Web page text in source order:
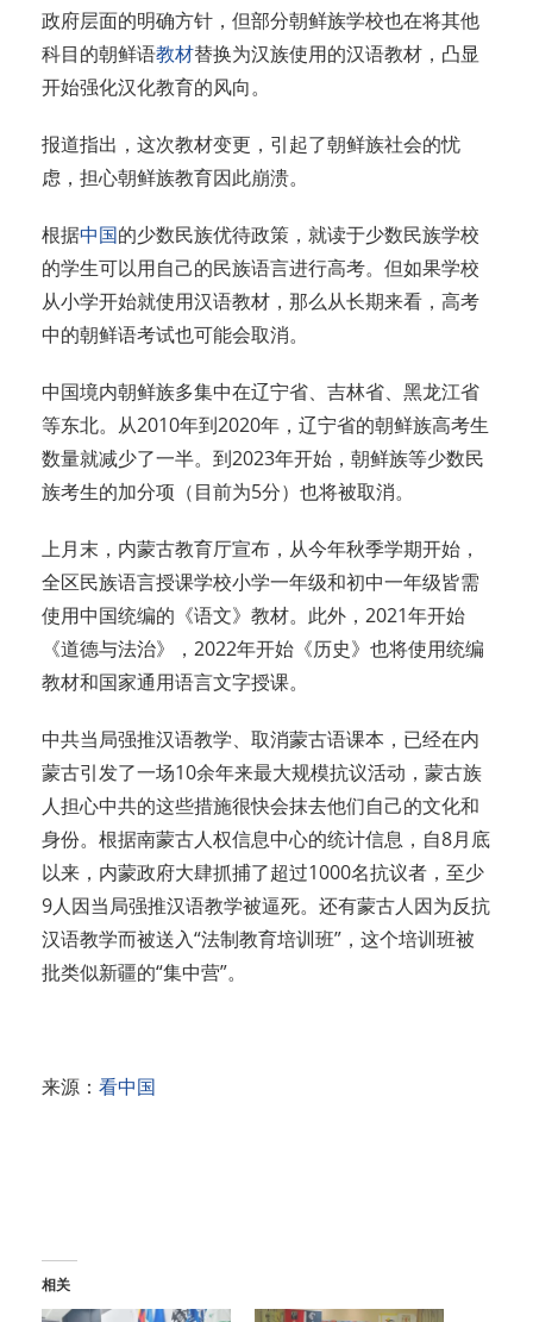
政府层面的明确方针，但部分朝鲜族学校也在将其他
科目的朝鲜语教材替换为汉族使用的汉语教材，凸显
开始强化汉化教育的风向。
报道指出，这次教材变更，引起了朝鲜族社会的忧
虑，担心朝鲜族教育因此崩溃。
根据中国的少数民族优待政策，就读于少数民族学校
的学生可以用自己的民族语言进行高考。但如果学校
从小学开始就使用汉语教材，那么从长期来看，高考
中的朝鲜语考试也可能会取消。
中国境内朝鲜族多集中在辽宁省、吉林省、黑龙江省
等东北。从2010年到2020年，辽宁省的朝鲜族高考生
数量就减少了一半。到2023年开始，朝鲜族等少数民
族考生的加分项（目前为5分）也将被取消。
上月末，内蒙古教育厅宣布，从今年秋季学期开始，
全区民族语言授课学校小学一年级和初中一年级皆需
使用中国统编的《语文》教材。此外，2021年开始
《道德与法治》，2022年开始《历史》也将使用统编
教材和国家通用语言文字授课。
中共当局强推汉语教学、取消蒙古语课本，已经在内
蒙古引发了一场10余年来最大规模抗议活动，蒙古族
人担心中共的这些措施很快会抹去他们自己的文化和
身份。根据南蒙古人权信息中心的统计信息，自8月底
以来，内蒙政府大肆抓捕了超过1000名抗议者，至少
9人因当局强推汉语教学被逼死。还有蒙古人因为反抗
汉语教学而被送入“法制教育培训班”，这个培训班被
批类似新疆的“集中营”。
来源： 看中国
相关